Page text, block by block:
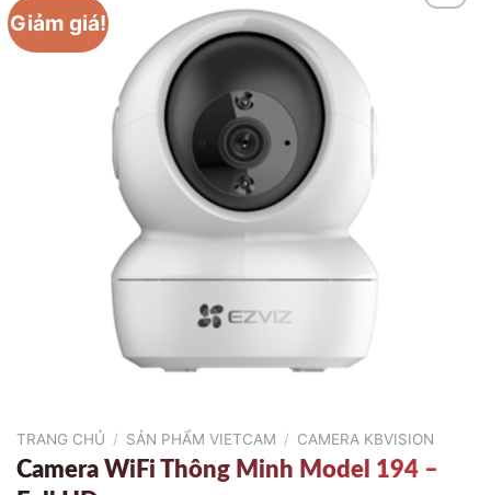
Giảm giá!
TRANG CHỦ / SẢN PHẨM VIETCAM / CAMERA KBVISION
Camera WiFi Thông Minh Model 194 –